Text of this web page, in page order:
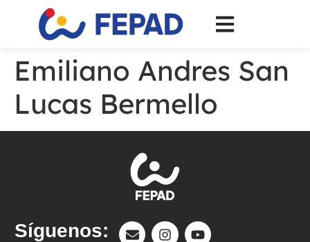
Emiliano Andres San
Lucas Bermello
Síguenos: